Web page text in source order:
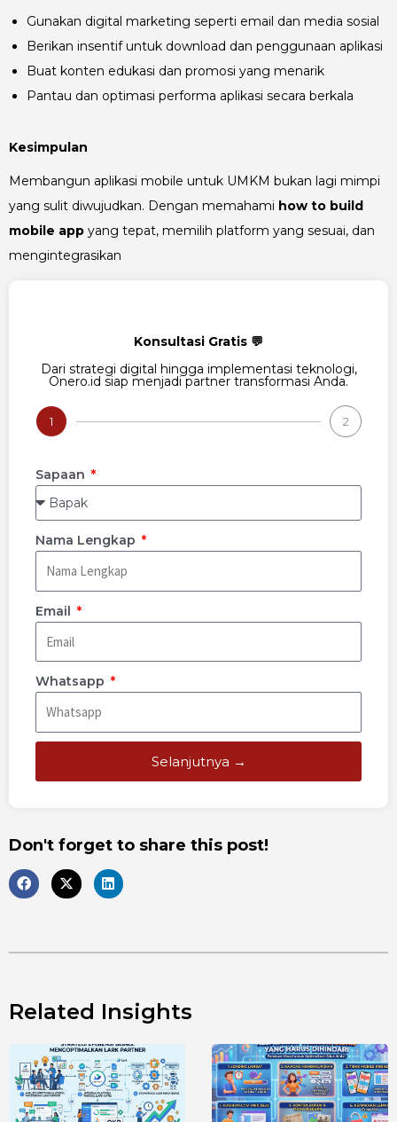
Gunakan digital marketing seperti email dan media sosial
Berikan insentif untuk download dan penggunaan aplikasi
Buat konten edukasi dan promosi yang menarik
Pantau dan optimasi performa aplikasi secara berkala
Kesimpulan
Membangun aplikasi mobile untuk UMKM bukan lagi mimpi
yang sulit diwujudkan. Dengan memahami how to build
mobile app yang tepat, memilih platform yang sesuai, dan
mengintegrasikan
Konsultasi Gratis 💬
Dari strategi digital hingga implementasi teknologi,
Onero.id siap menjadi partner transformasi Anda.
1 2
Sapaan
Nama Lengkap
Email
Whatsapp
Selanjutnya →
Don't forget to share this post!
Related Insights